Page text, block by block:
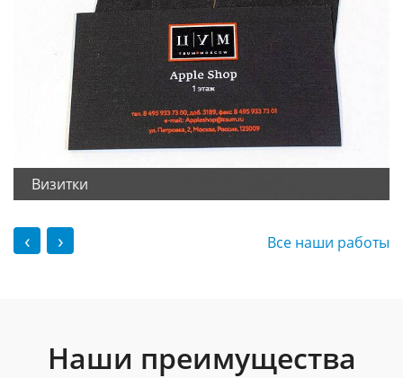
Визитки
‹ › Все наши работы
Наши преимущества